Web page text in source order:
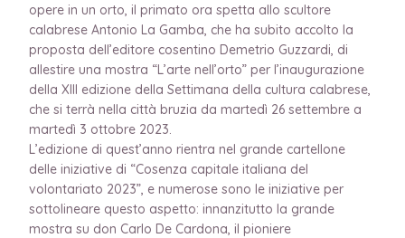
opere in un orto, il primato ora spetta allo scultore
calabrese Antonio La Gamba, che ha subito accolto la
proposta dell’editore cosentino Demetrio Guzzardi, di
allestire una mostra “L’arte nell’orto” per l’inaugurazione
della XIII edizione della Settimana della cultura calabrese,
che si terrà nella città bruzia da martedì 26 settembre a
martedì 3 ottobre 2023.
L’edizione di quest’anno rientra nel grande cartellone
delle iniziative di “Cosenza capitale italiana del
volontariato 2023”, e numerose sono le iniziative per
sottolineare questo aspetto: innanzitutto la grande
mostra su don Carlo De Cardona, il pioniere